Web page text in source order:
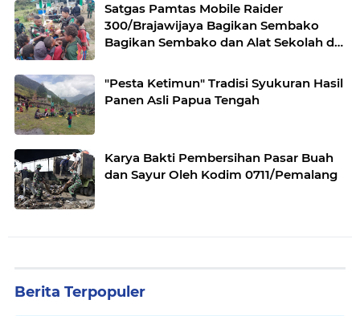
Satgas Pamtas Mobile Raider
300/Brajawijaya Bagikan Sembako
Bagikan Sembako dan Alat Sekolah di
"Pesta Ketimun" Tradisi Syukuran Hasil
Panen Asli Papua Tengah
Karya Bakti Pembersihan Pasar Buah
dan Sayur Oleh Kodim 0711/Pemalang
Berita Terpopuler